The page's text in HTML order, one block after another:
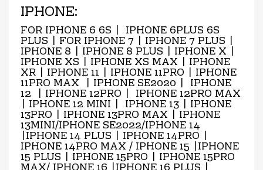
IPHONE:
FOR IPHONE 6 6S | IPHONE 6PLUS 6S
PLUS | FOR IPHONE 7 | IPHONE 7 PLUS |
IPHONE 8 | IPHONE 8 PLUS | IPHONE X |
IPHONE XS | IPHONE XS MAX | IPHONE
XR | IPHONE 11 | IPHONE 11PRO | IPHONE
11PRO MAX | IPHONE SE2020 | IPHONE
12 | IPHONE 12PRO | IPHONE 12PRO MAX
| IPHONE 12 MINI | IPHONE 13 | IPHONE
13PRO | IPHONE 13PRO MAX | IPHONE
13MINI/IPHONE SE2022/IPHONE 14
|IPHONE 14 PLUS | IPHONE 14PRO |
IPHONE 14PRO MAX / IPHONE 15 |IPHONE
15 PLUS | IPHONE 15PRO | IPHONE 15PRO